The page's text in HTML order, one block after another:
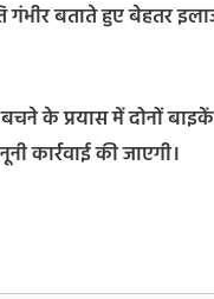
गंभीर बताते हुए बेहतर
के प्रयास में दोनों
कार्रवाई की जाएगी।